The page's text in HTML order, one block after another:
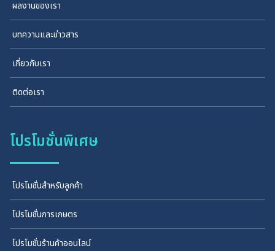
ผลงานของเรา
บทความและข่าวสาร
เกี่ยวกับเรา
ติดต่อเรา
โปรโมชั่นพิเศษ
โปรโมชั่นสำหรับลูกค้า
โปรโมชั่นการเกษตร
โปรโมชั่นร้านค้าออนไลน์